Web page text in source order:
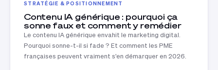
STRATÉGIE & POSITIONNEMENT
Contenu IA générique : pourquoi ça
sonne faux et comment y remédier
Le contenu IA générique envahit le marketing digital.
Pourquoi sonne-t-il si fade ? Et comment les PME
françaises peuvent vraiment s'en démarquer en 2026.